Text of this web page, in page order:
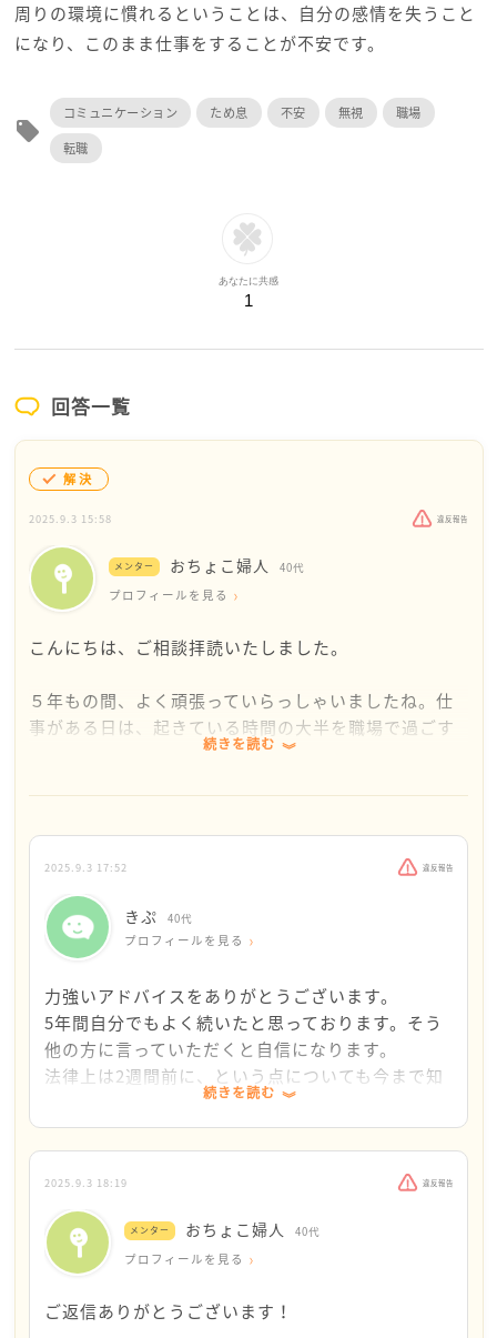
周りの環境に慣れるということは、自分の感情を失うこと
になり、このまま仕事をすることが不安です。
local_offer
コミュニケーション ため息 不安 無視
職場
転職
あなたに共感
1
回答一覧
解決
2025.9.3 15:58 違反報告
メンター おちょこ婦人 40代
プロフィールを見る
こんにちは、ご相談拝読いたしました。
５年もの間、よく頑張っていらっしゃいましたね。仕
事がある日は、起きている時間の大半を職場で過ごす
ことになるわけですから、そのような居心地が悪い中
さて・・ぜひ、一歩を踏み出してみませんか！？
ないとのことですから、これから試しに何社か、実際
に受けてみて良いのではないかと思います。
すでにご存じのことかもしれませんが、法律上は二週
間前に退職願いを出せばＯＫです。
より円満に・・と考えるのであれば、例えば決算が終
わったタイミングを見計らって・・とか、求人によっ
ては少し先の入社を想定したものもありますから、そ
ういったところにアンテナを張って探してみるのも良
いかもしれません。
我慢強いこと、周りの人のことをしっかりと見て判断
することができることは、きぷさんの大きな強みだと
思います！
す。
続きを読む
2025.9.3 17:52 違反報告
きぷ 40代
プロフィールを見る
力強いアドバイスをありがとうございます。
5年間自分でもよく続いたと思っております。そう
他の方に言っていただくと自信になります。
法律上は2週間前に、という点についても今まで知
らないことでしたので大変参考になりました。
試しに何社か受けてみようという気持ちになりまし
た。可能性をつぶさず、あきらめずにがんばってみ
ます。
ありがとうございました(*^-^*)
続きを読む
2025.9.3 18:19 違反報告
メンター おちょこ婦人 40代
プロフィールを見る
ご返信ありがとうございます！